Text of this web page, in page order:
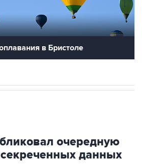
в Бристоле
очередную
данных